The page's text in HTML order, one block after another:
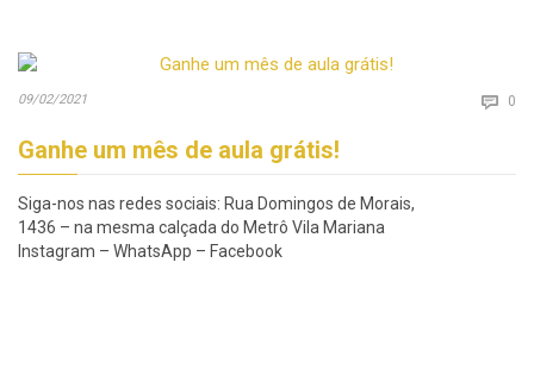
09/02/2021  0
Ganhe um mês de aula grátis!
Siga-nos nas redes sociais: Rua Domingos de Morais,
1436 – na mesma calçada do Metrô Vila Mariana
Instagram – WhatsApp – Facebook